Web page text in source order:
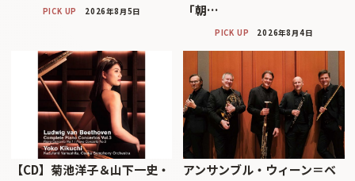
PICK UP 2026年8月5日
「朝…
PICK UP 2026年8月4日
【CD】菊池洋子＆山下一史・
アンサンブル・ウィーン＝ベ